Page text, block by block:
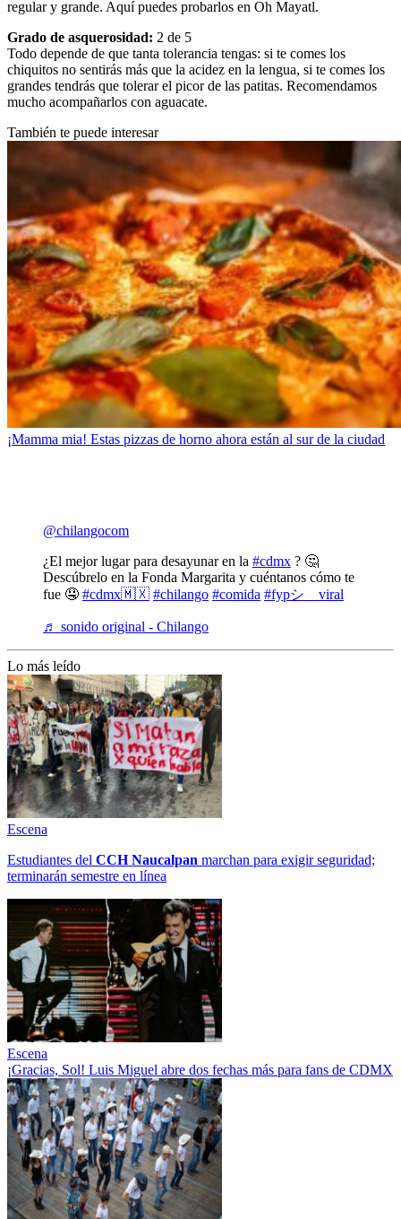
regular y grande. Aquí puedes probarlos en Oh Mayatl.
Grado de asquerosidad: 2 de 5
Todo depende de que tanta tolerancia tengas: si te comes los
chiquitos no sentirás más que la acidez en la lengua, si te comes los
grandes tendrás que tolerar el picor de las patitas. Recomendamos
mucho acompañarlos con aguacate.
También te puede interesar
¡Mamma mia! Estas pizzas de horno ahora están al sur de la ciudad
@chilangocom
¿El mejor lugar para desayunar en la #cdmx ? 🤔
Descúbrelo en la Fonda Margarita y cuéntanos cómo te
fue 🤤 #cdmx🇲🇽 #chilango #comida #fypシ゚viral
♬ sonido original - Chilango
Lo más leído
Escena
Estudiantes del CCH Naucalpan marchan para exigir seguridad;
terminarán semestre en línea
Escena
¡Gracias, Sol! Luis Miguel abre dos fechas más para fans de CDMX